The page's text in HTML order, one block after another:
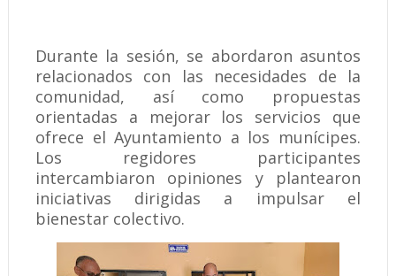
Durante la sesión, se abordaron asuntos
relacionados con las necesidades de la
comunidad, así como propuestas
orientadas a mejorar los servicios que
ofrece el Ayuntamiento a los munícipes.
Los regidores participantes
intercambiaron opiniones y plantearon
iniciativas dirigidas a impulsar el
bienestar colectivo.